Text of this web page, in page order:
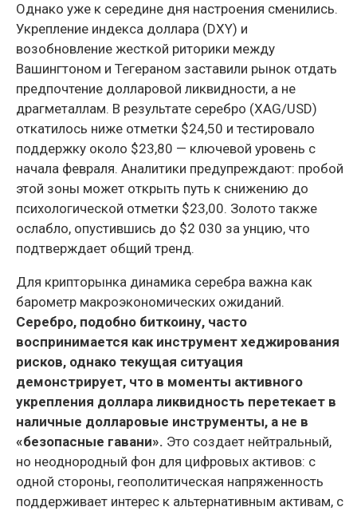
Однако уже к середине дня настроения сменились.
Укрепление индекса доллара (DXY) и
возобновление жесткой риторики между
Вашингтоном и Тегераном заставили рынок отдать
предпочтение долларовой ликвидности, а не
драгметаллам. В результате серебро (XAG/USD)
откатилось ниже отметки $24,50 и тестировало
поддержку около $23,80 — ключевой уровень с
начала февраля. Аналитики предупреждают: пробой
этой зоны может открыть путь к снижению до
психологической отметки $23,00. Золото также
ослабло, опустившись до $2 030 за унцию, что
подтверждает общий тренд.
Для крипторынка динамика серебра важна как
барометр макроэкономических ожиданий.
Серебро, подобно биткоину, часто
воспринимается как инструмент хеджирования
рисков, однако текущая ситуация
демонстрирует, что в моменты активного
укрепления доллара ликвидность перетекает в
наличные долларовые инструменты, а не в
«безопасные гавани». Это создает нейтральный,
но неоднородный фон для цифровых активов: с
одной стороны, геополитическая напряженность
поддерживает интерес к альтернативным активам, с